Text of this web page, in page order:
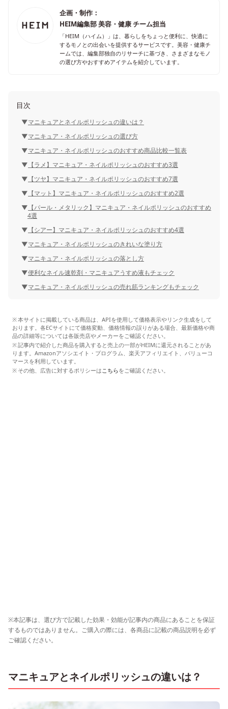
企画・制作：
HEIM編集部 美容・健康 チーム担当
「HEIM（ハイム）」は、暮らしをちょっと便利に、快適に
するモノとの出会いを提供するサービスです。美容・健康チ
ームでは、編集部独自のリサーチに基づき、さまざまなモノ
の選び方やおすすめアイテムを紹介しています。
目次
マニキュアとネイルポリッシュの違いは？
マニキュア・ネイルポリッシュの選び方
マニキュア・ネイルポリッシュのおすすめ商品比較一覧表
【ラメ】マニキュア・ネイルポリッシュのおすすめ3選
【ツヤ】マニキュア・ネイルポリッシュのおすすめ7選
【マット】マニキュア・ネイルポリッシュのおすすめ2選
【パール・メタリック】マニキュア・ネイルポリッシュのおすすめ
4選
【シアー】マニキュア・ネイルポリッシュのおすすめ4選
マニキュア・ネイルポリッシュのきれいな塗り方
マニキュア・ネイルポリッシュの落とし方
便利なネイル速乾剤・マニキュアうすめ液もチェック
マニキュア・ネイルポリッシュの売れ筋ランキングもチェック
本サイトに掲載している商品は、APIを使用して価格表示やリンク生成をして
おります。各ECサイトにて価格変動、価格情報の誤りがある場合、最新価格や商
品の詳細等については各販売店やメーカーをご確認ください。
記事内で紹介した商品を購入すると売上の一部がHEIMに還元されることがあ
ります。Amazonアソシエイト・プログラム、楽天アフィリエイト、バリューコ
マースを利用しています。
その他、広告に対するポリシーはこちらをご確認ください。
※本記事は、選び方で記載した効果・効能が記事内の商品にあることを保証
するものではありません。ご購入の際には、各商品に記載の商品説明を必ず
ご確認ください。
マニキュアとネイルポリッシュの違いは？